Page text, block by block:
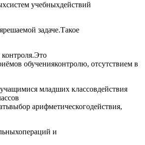
учебныхдействий
задаче.Такое
обученияконтролю, отсутствием в
младших классовдействия
арифметическогодействия,
и